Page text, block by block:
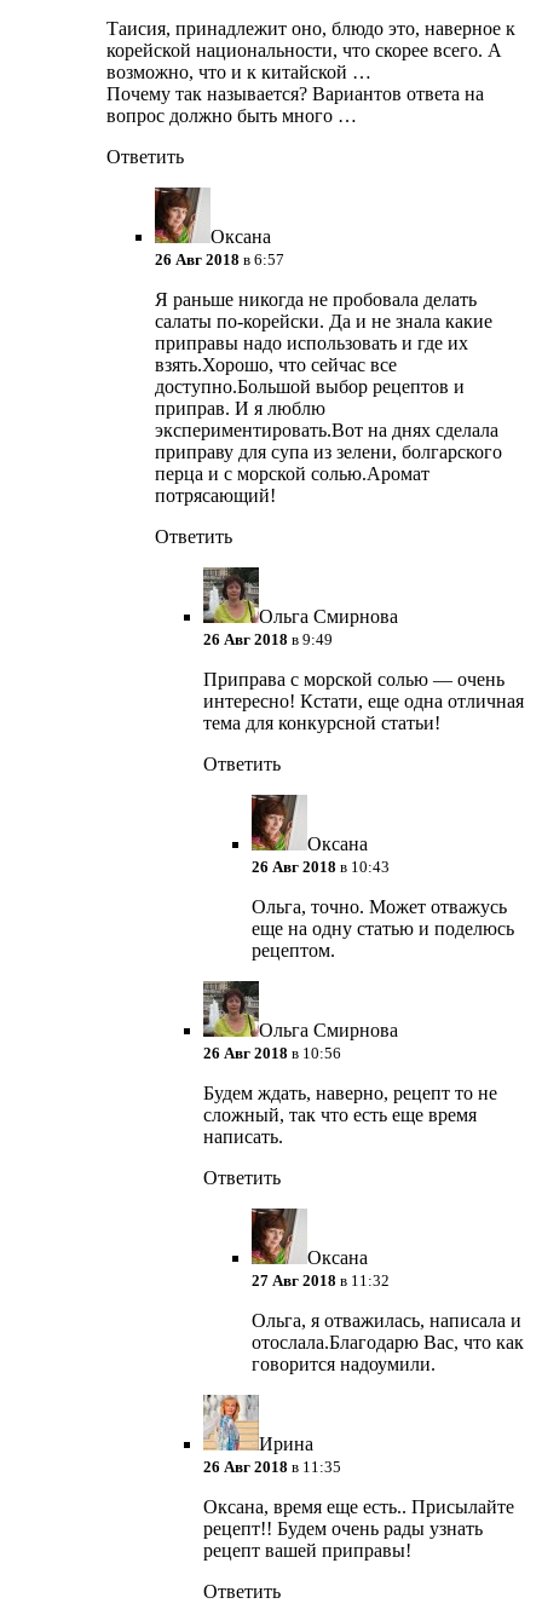
Таисия, принадлежит оно, блюдо это, наверное к
корейской национальности, что скорее всего. А
возможно, что и к китайской …
Почему так называется? Вариантов ответа на
вопрос должно быть много …
Ответить
Оксана
26 Авг 2018 в 6:57
Я раньше никогда не пробовала делать
салаты по-корейски. Да и не знала какие
приправы надо использовать и где их
взять.Хорошо, что сейчас все
доступно.Большой выбор рецептов и
приправ. И я люблю
экспериментировать.Вот на днях сделала
приправу для супа из зелени, болгарского
перца и с морской солью.Аромат
потрясающий!
Ответить
Ольга Смирнова
26 Авг 2018 в 9:49
Приправа с морской солью — очень
интересно! Кстати, еще одна отличная
тема для конкурсной статьи!
Ответить
Оксана
26 Авг 2018 в 10:43
Ольга, точно. Может отважусь
еще на одну статью и поделюсь
рецептом.
Ольга Смирнова
26 Авг 2018 в 10:56
Будем ждать, наверно, рецепт то не
сложный, так что есть еще время
написать.
Ответить
Оксана
27 Авг 2018 в 11:32
Ольга, я отважилась, написала и
отослала.Благодарю Вас, что как
говорится надоумили.
Ирина
26 Авг 2018 в 11:35
Оксана, время еще есть.. Присылайте
рецепт!! Будем очень рады узнать
рецепт вашей приправы!
Ответить